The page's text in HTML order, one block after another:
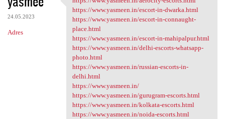
24.05.2023
Adres
https://www.yasmeen.in
https://www.yasmeen.in/escort-in-dwarka.html
https://www.yasmeen.in/escort-in-connaught-
place.html
https://www.yasmeen.in/escort-in-mahipalpur.html
https://www.yasmeen.in/delhi-escorts-whatsapp-
photo.html
https://www.yasmeen.in/russian-escorts-in-
delhi.html
https://www.yasmeen.in/
https://www.yasmeen.in/gurugram-escorts.html
https://www.yasmeen.in/kolkata-escorts.html
https://www.yasmeen.in/noida-escorts.html